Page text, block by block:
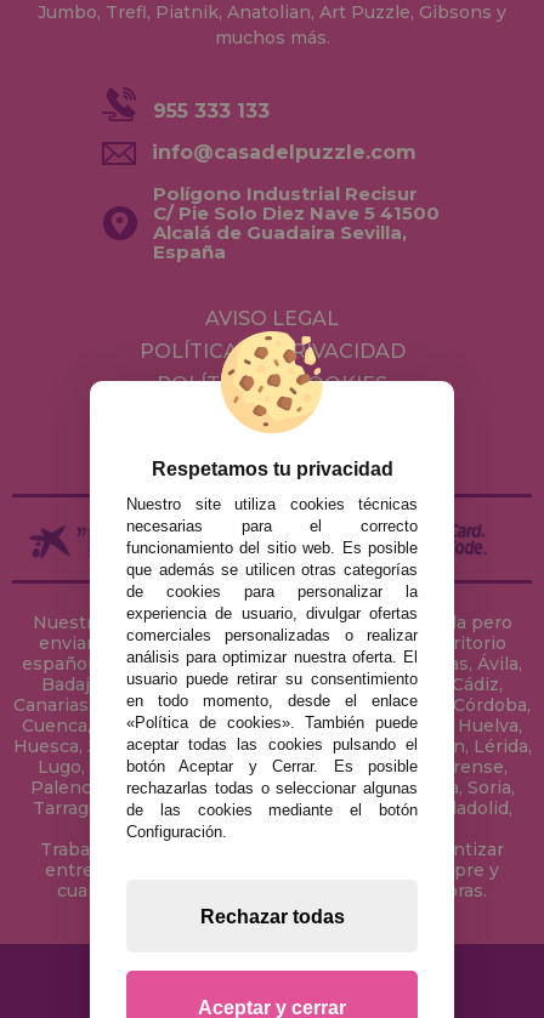
Jumbo, Trefl, Piatnik, Anatolian, Art Puzzle, Gibsons y
muchos más.
955 333 133
info@casadelpuzzle.com
Polígono Industrial Recisur
C/ Pie Solo Diez Nave 5 41500
Alcalá de Guadaira Sevilla,
España
AVISO LEGAL
POLÍTICA DE PRIVACIDAD
POLÍTICA DE COOKIES
ENVÍOS Y DEVOLUCIONES
Nuestra tienda de puzzles está ubicada en Sevilla pero
enviamos tus puzzles a cualquier ciudad del territorio
español: Álava, Albacete, Alicante, Almería, Asturias, Ávila,
Badajoz, Baleares, Barcelona, Burgos, Cáceres, Cádiz,
Canarias, Cantabria, Castellón, Ceuta, Ciudad Real, Córdoba,
Cuenca, Gerona, Granada, Guadalajara, Guipúzcoa, Huelva,
Huesca, Jaén, La Coruña, La Rioja, Las Palmas, Leon, Lérida,
Lugo, Madrid, Málaga, Melilla, Murcia, Navarra, Orense,
Palencia, Pontevedra, Salamanca, Segovia, Sevilla, Soria,
Tarragona, Tenerife, Teruel, Toledo, Valencia, Valladolid,
Vizcaya, Zamora y Zaragoza.
Trabajamos con Stocks permanentes para garantizar
entregas rápidas en territorio peninsular, siempre y
cuando el pedido se realice antes de las 18 horas.
Respetamos tu privacidad
Nuestro site utiliza cookies técnicas
necesarias para el correcto
funcionamiento del sitio web. Es posible
que además se utilicen otras categorías
de cookies para personalizar la
experiencia de usuario, divulgar ofertas
comerciales personalizadas o realizar
análisis para optimizar nuestra oferta. El
usuario puede retirar su consentimiento
en todo momento, desde el enlace
«Política de cookies». También puede
aceptar todas las cookies pulsando el
botón Aceptar y Cerrar. Es posible
rechazarlas todas o seleccionar algunas
de las cookies mediante el botón
Configuración.
Rechazar todas
Aceptar y cerrar